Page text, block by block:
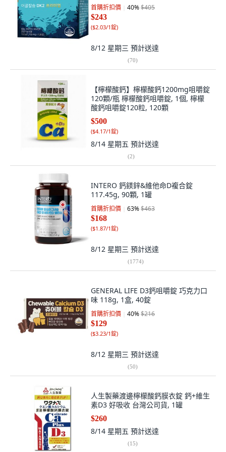
首購折扣價 40%$405
$243
($2.03/1錠)
8/12 星期三 預計送達
(70)
【檸檬酸鈣】檸檬酸鈣1200mg咀嚼錠
120顆/瓶 檸檬酸鈣咀嚼錠, 1個, 檸檬
酸鈣咀嚼錠120粒, 120顆
$500
($4.17/1錠)
8/14 星期五 預計送達
(2)
INTERO 鈣鎂鋅&維他命D複合錠
117.45g, 90顆, 1罐
首購折扣價 63%$463
$168
($1.87/1錠)
8/12 星期三 預計送達
(1774)
GENERAL LIFE D3鈣咀嚼錠 巧克力口
味 118g, 1盒, 40錠
首購折扣價 40%$216
$129
($3.23/1錠)
8/12 星期三 預計送達
(50)
人生製藥渡邊檸檬酸鈣膜衣錠 鈣+維生
素D3 好吸收 台灣公司貨, 1罐
$260
8/14 星期五 預計送達
(15)